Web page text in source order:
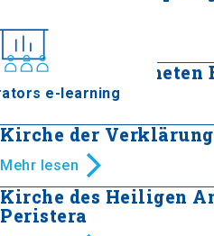
e-learning
Mehr lesen
Kirche des Propheten
Mehr lesen
Kirche der Verklärung
Mehr lesen
Kirche des Heiligen
Peristera